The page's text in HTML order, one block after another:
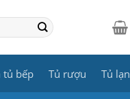
tủ bếp Tủ rượu Tủ